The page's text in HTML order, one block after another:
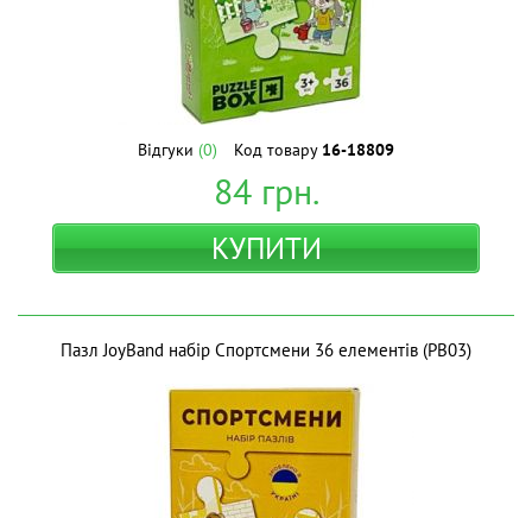
Відгуки (0) Код товару 16-18809
84грн.
КУПИТИ
Пазл JoyBand набір Спортсмени 36 елементів (PB03)